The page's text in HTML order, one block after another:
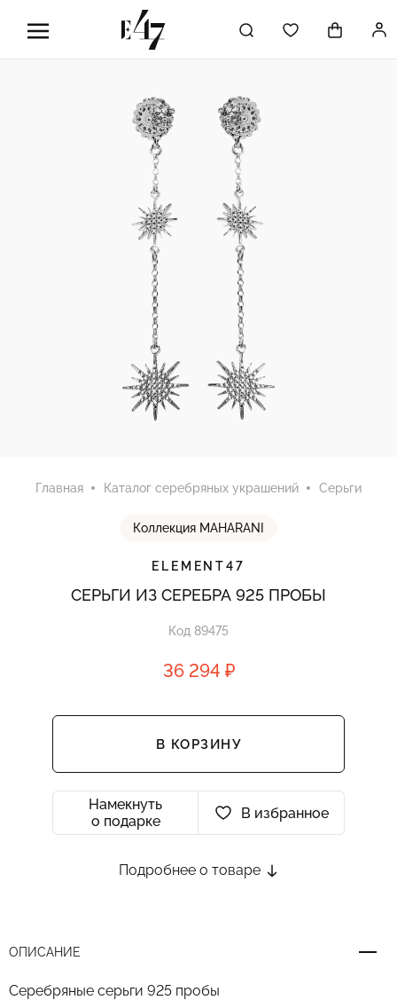
Главная Каталог серебряных украшений Серьги
Коллекция MAHARANI
ELEMENT47
СЕРЬГИ ИЗ СЕРЕБРА 925 ПРОБЫ
Код 89475
36 294 ₽
В КОРЗИНУ
Намекнуть
о подарке
В избранное
Подробнее о товаре
ОПИСАНИЕ
Серебряные серьги 925 пробы